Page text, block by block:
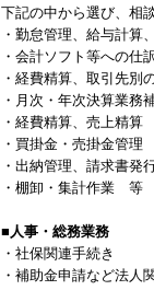
下記の中から選び、相
・勤怠管理、給与計算
・会計ソフト等への仕
・経費精算、取引先別
・月次・年次決算業務
・経費精算、売上精算
・買掛金・売掛金管理
・出納管理、請求書発
・棚卸・集計作業 等
■人事・総務業務
・社保関連手続き
・補助金申請など法人